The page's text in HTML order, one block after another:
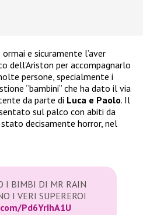
ormai e sicuramente l’aver
dell’Ariston per accompagnarlo
persone, specialmente i
“bambini” che ha dato il via
da parte di Luca e Paolo. Il
sul palco con abiti da
decisamente horror, nel
I BIMBI DI MR RAIN
I VERI SUPEREROI
Pd6YrIhA1U